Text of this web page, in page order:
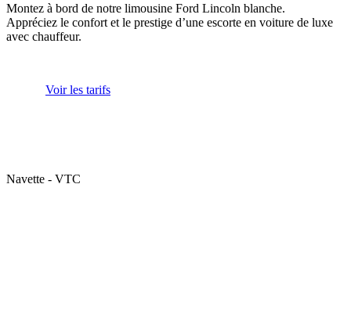
Montez à bord de notre limousine Ford Lincoln blanche.
Appréciez le confort et le prestige d’une escorte en voiture de luxe
avec chauffeur.
Voir les tarifs
Navette - VTC